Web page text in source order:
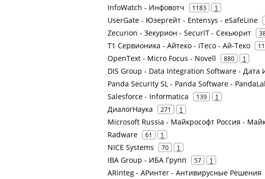
InfoWatch - Инфовотч 1183 1
UserGate - Юзергейт - Entensys - eSafeLine
Zecurion - Зекурион - SecurIT - Секьюрит
Т1 Сервионика - Айтеко - iTeco - Ай-Теко
OpenText - Micro Focus - Novell 880 1
DIS Group - Data Integration Software - Дата
Panda Security SL - Panda Software -
Salesforce - Informatica 139 1
ДиалогНаука 271 1
Microsoft Russia - Майкрософт Россия -
Radware 61 1
NICE Systems 70 1
IBA Group - ИБА Групп 57 1
ARinteg - АРинтег - Антивирусные Решения